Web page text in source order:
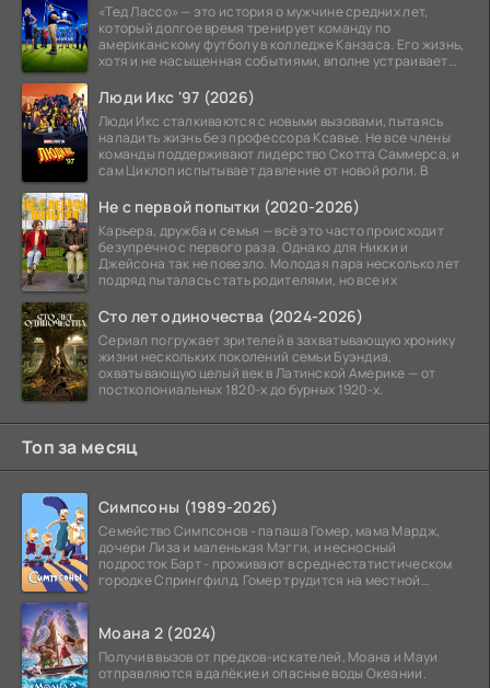
«Тед Лассо» — это история о мужчине средних лет,
который долгое время тренирует команду по
американскому футболу в колледже Канзаса. Его жизнь,
хотя и не насыщенная событиями, вполне устраивает
Люди Икс '97 (2026)
Люди Икс сталкиваются с новыми вызовами, пытаясь
наладить жизнь без профессора Ксавье. Не все члены
команды поддерживают лидерство Скотта Саммерса, и
сам Циклоп испытывает давление от новой роли. В
Не с первой попытки (2020-2026)
Карьера, дружба и семья — всё это часто происходит
безупречно с первого раза. Однако для Никки и
Джейсона так не повезло. Молодая пара несколько лет
подряд пыталась стать родителями, но все их
Сто лет одиночества (2024-2026)
Сериал погружает зрителей в захватывающую хронику
жизни нескольких поколений семьи Буэндиа,
охватывающую целый век в Латинской Америке — от
постколониальных 1820-х до бурных 1920-х.
Топ за месяц
Симпсоны (1989-2026)
Семейство Симпсонов - папаша Гомер, мама Мардж,
дочери Лиза и маленькая Мэгги, и несносный
подросток Барт - проживают в среднестатистическом
городке Спрингфилд. Гомер трудится на местной
Моана 2 (2024)
Получив вызов от предков-искателей, Моана и Мауи
отправляются в далёкие и опасные воды Океании.